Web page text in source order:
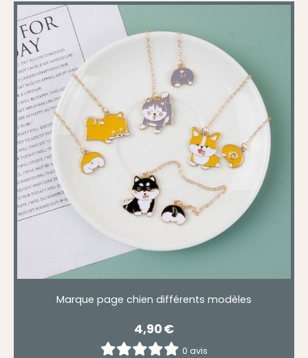
Marque page chien différents modèles
4,90€
0 avis